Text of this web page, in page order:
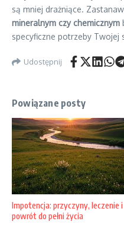
są mniej drażniące.
mineralnym czy chemicznym
specyficzne potrzeby Twojej
Udostępnij
Powiązane posty
Impotencja: przyczyny, leczenie i
powrót do pełni życia